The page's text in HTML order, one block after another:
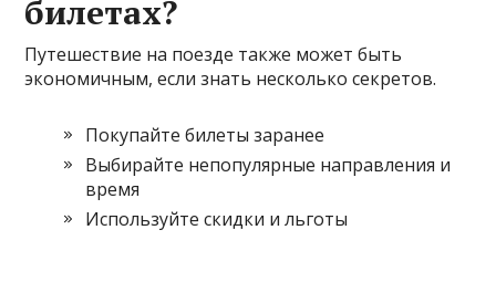
билетах?
Путешествие на поезде также может быть
экономичным, если знать несколько секретов.
Покупайте билеты заранее
Выбирайте непопулярные направления и
время
Используйте скидки и льготы